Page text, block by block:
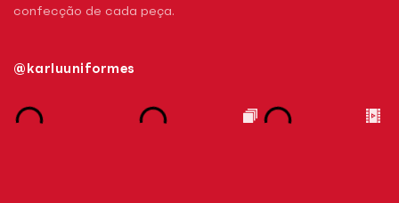
confecção de cada peça.
@karluuniformes